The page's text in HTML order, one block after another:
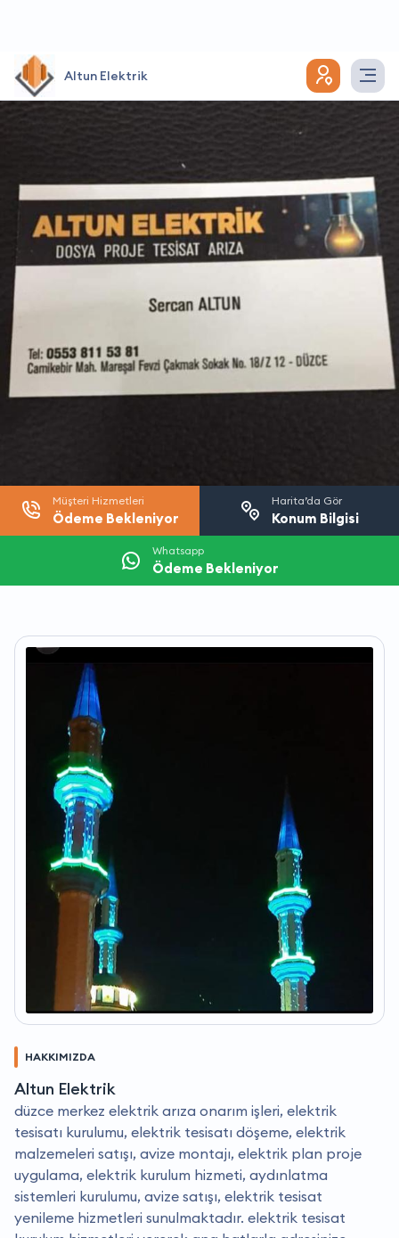
Altun Elektrik
Müşteri Hizmetleri
Ödeme Bekleniyor
Harita’da Gör
Konum Bilgisi
Whatsapp
Ödeme Bekleniyor
HAKKIMIZDA
Altun Elektrik
düzce merkez elektrik arıza onarım işleri, elektrik
tesisatı kurulumu, elektrik tesisatı döşeme, elektrik
malzemeleri satışı, avize montajı, elektrik plan proje
uygulama, elektrik kurulum hizmeti, aydınlatma
sistemleri kurulumu, avize satışı, elektrik tesisat
yenileme hizmetleri sunulmaktadır. elektrik tesisat